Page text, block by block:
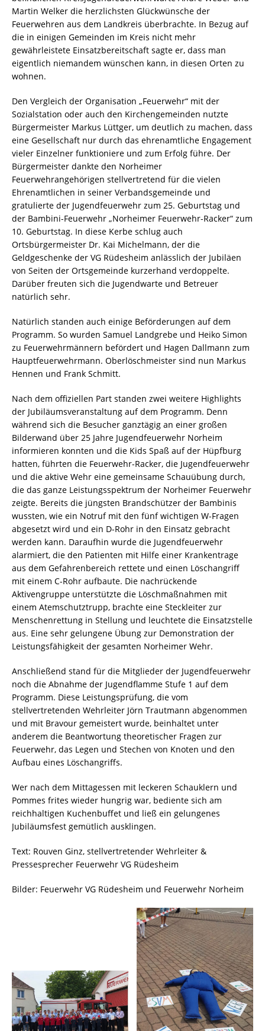
Martin Welker die herzlichsten Glückwünsche der
Feuerwehren aus dem Landkreis überbrachte. In Bezug auf
die in einigen Gemeinden im Kreis nicht mehr
gewährleistete Einsatzbereitschaft sagte er, dass man
eigentlich niemandem wünschen kann, in diesen Orten zu
wohnen.
Den Vergleich der Organisation „Feuerwehr“ mit der
Sozialstation oder auch den Kirchengemeinden nutzte
Bürgermeister Markus Lüttger, um deutlich zu machen, dass
eine Gesellschaft nur durch das ehrenamtliche Engagement
vieler Einzelner funktioniere und zum Erfolg führe. Der
Bürgermeister dankte den Norheimer
Feuerwehrangehörigen stellvertretend für die vielen
Ehrenamtlichen in seiner Verbandsgemeinde und
gratulierte der Jugendfeuerwehr zum 25. Geburtstag und
der Bambini-Feuerwehr „Norheimer Feuerwehr-Racker“ zum
10. Geburtstag. In diese Kerbe schlug auch
Ortsbürgermeister Dr. Kai Michelmann, der die
Geldgeschenke der VG Rüdesheim anlässlich der Jubiläen
von Seiten der Ortsgemeinde kurzerhand verdoppelte.
Darüber freuten sich die Jugendwarte und Betreuer
natürlich sehr.
Natürlich standen auch einige Beförderungen auf dem
Programm. So wurden Samuel Landgrebe und Heiko Simon
zu Feuerwehrmännern befördert und Hagen Dallmann zum
Hauptfeuerwehrmann. Oberlöschmeister sind nun Markus
Hennen und Frank Schmitt.
Nach dem offiziellen Part standen zwei weitere Highlights
der Jubiläumsveranstaltung auf dem Programm. Denn
während sich die Besucher ganztägig an einer großen
Bilderwand über 25 Jahre Jugendfeuerwehr Norheim
informieren konnten und die Kids Spaß auf der Hüpfburg
hatten, führten die Feuerwehr-Racker, die Jugendfeuerwehr
und die aktive Wehr eine gemeinsame Schauübung durch,
die das ganze Leistungsspektrum der Norheimer Feuerwehr
zeigte. Bereits die jüngsten Brandschützer der Bambinis
wussten, wie ein Notruf mit den fünf wichtigen W-Fragen
abgesetzt wird und ein D-Rohr in den Einsatz gebracht
werden kann. Daraufhin wurde die Jugendfeuerwehr
alarmiert, die den Patienten mit Hilfe einer Krankentrage
aus dem Gefahrenbereich rettete und einen Löschangriff
mit einem C-Rohr aufbaute. Die nachrückende
Aktivengruppe unterstützte die Löschmaßnahmen mit
einem Atemschutztrupp, brachte eine Steckleiter zur
Menschenrettung in Stellung und leuchtete die Einsatzstelle
aus. Eine sehr gelungene Übung zur Demonstration der
Leistungsfähigkeit der gesamten Norheimer Wehr.
Anschließend stand für die Mitglieder der Jugendfeuerwehr
noch die Abnahme der Jugendflamme Stufe 1 auf dem
Programm. Diese Leistungsprüfung, die vom
stellvertretenden Wehrleiter Jörn Trautmann abgenommen
und mit Bravour gemeistert wurde, beinhaltet unter
anderem die Beantwortung theoretischer Fragen zur
Feuerwehr, das Legen und Stechen von Knoten und den
Aufbau eines Löschangriffs.
Wer nach dem Mittagessen mit leckeren Schauklern und
Pommes frites wieder hungrig war, bediente sich am
reichhaltigen Kuchenbuffet und ließ ein gelungenes
Jubiläumsfest gemütlich ausklingen.
Text: Rouven Ginz, stellvertretender Wehrleiter &
Pressesprecher Feuerwehr VG Rüdesheim
Bilder: Feuerwehr VG Rüdesheim und Feuerwehr Norheim